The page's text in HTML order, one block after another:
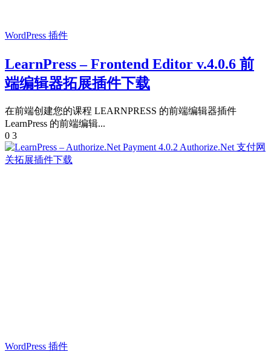
WordPress 插件
LearnPress – Frontend Editor v.4.0.6 前
端编辑器拓展插件下载
在前端创建您的课程 LEARNPRESS 的前端编辑器插件
LearnPress 的前端编辑...
0 3
WordPress 插件